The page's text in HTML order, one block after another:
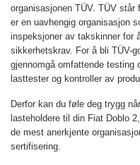
organisasjonen TÜV. TÜV står
er en uavhengig organisasjon
inspeksjoner av takskinner for
sikkerhetskrav. For å bli TÜV-
gjennomgå omfattende testing
lasttester og kontroller av
Derfor kan du føle deg trygg
lasteholdere til din Fiat Doblo
de mest anerkjente
sertifisering.